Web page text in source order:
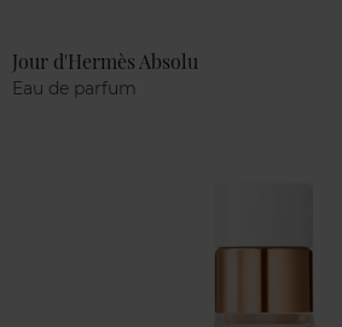
Jour d'Hermès Absolu
Eau de parfum